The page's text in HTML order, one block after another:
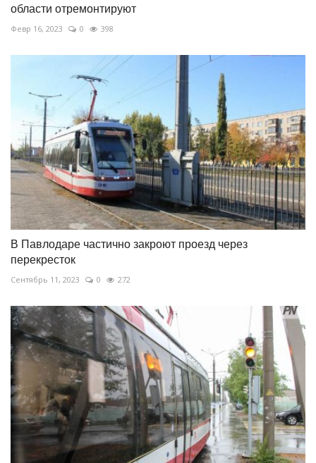
области отремонтируют
Февр 16, 2023 0 398
В Павлодаре частично закроют проезд через
перекресток
Сентябрь 11, 2023 0 272